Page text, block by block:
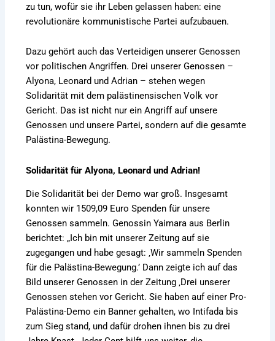
zu tun, wofür sie ihr Leben gelassen haben: eine
revolutionäre kommunistische Partei aufzubauen.
Dazu gehört auch das Verteidigen unserer Genossen
vor politischen Angriffen. Drei unserer Genossen –
Alyona, Leonard und Adrian – stehen wegen
Solidarität mit dem palästinensischen Volk vor
Gericht. Das ist nicht nur ein Angriff auf unsere
Genossen und unsere Partei, sondern auf die gesamte
Palästina-Bewegung.
Solidarität für Alyona, Leonard und Adrian!
Die Solidarität bei der Demo war groß. Insgesamt
konnten wir 1509,09 Euro Spenden für unsere
Genossen sammeln. Genossin Yaimara aus Berlin
berichtet: „Ich bin mit unserer Zeitung auf sie
zugegangen und habe gesagt: ‚Wir sammeln Spenden
für die Palästina-Bewegung.’ Dann zeigte ich auf das
Bild unserer Genossen in der Zeitung ‚Drei unserer
Genossen stehen vor Gericht. Sie haben auf einer Pro-
Palästina-Demo ein Banner gehalten, wo Intifada bis
zum Sieg stand, und dafür drohen ihnen bis zu drei